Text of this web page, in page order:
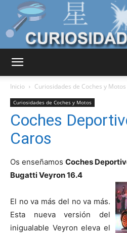
del
Inicio Curiosidades de Coches y Motos
Curiosidades de Coches y Motos
Coches
Caros
Os enseñamos Coches
Bugatti Veyron 16.4
El no va más del no va más.
Esta nueva versión del
inigualable Veyron eleva el